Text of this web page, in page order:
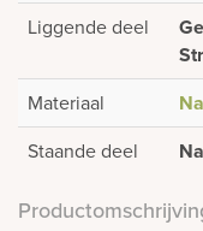
Liggende deel
Materiaal
Staande deel